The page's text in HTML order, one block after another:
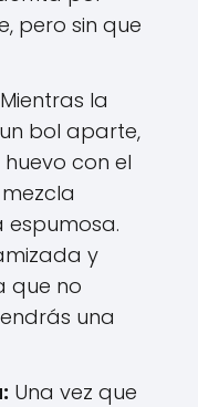
pero sin que
Mientras la
bol aparte,
con el
espumosa.
y
que no
una
Una vez que